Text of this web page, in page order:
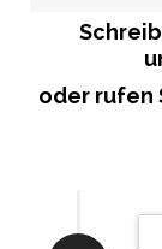
oder rufen